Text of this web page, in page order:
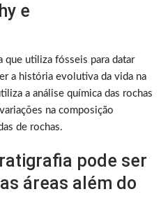
e
que utiliza fósseis para datar
a história evolutiva da vida na
a análise química das rochas
na composição
de rochas.
pode ser
áreas além do